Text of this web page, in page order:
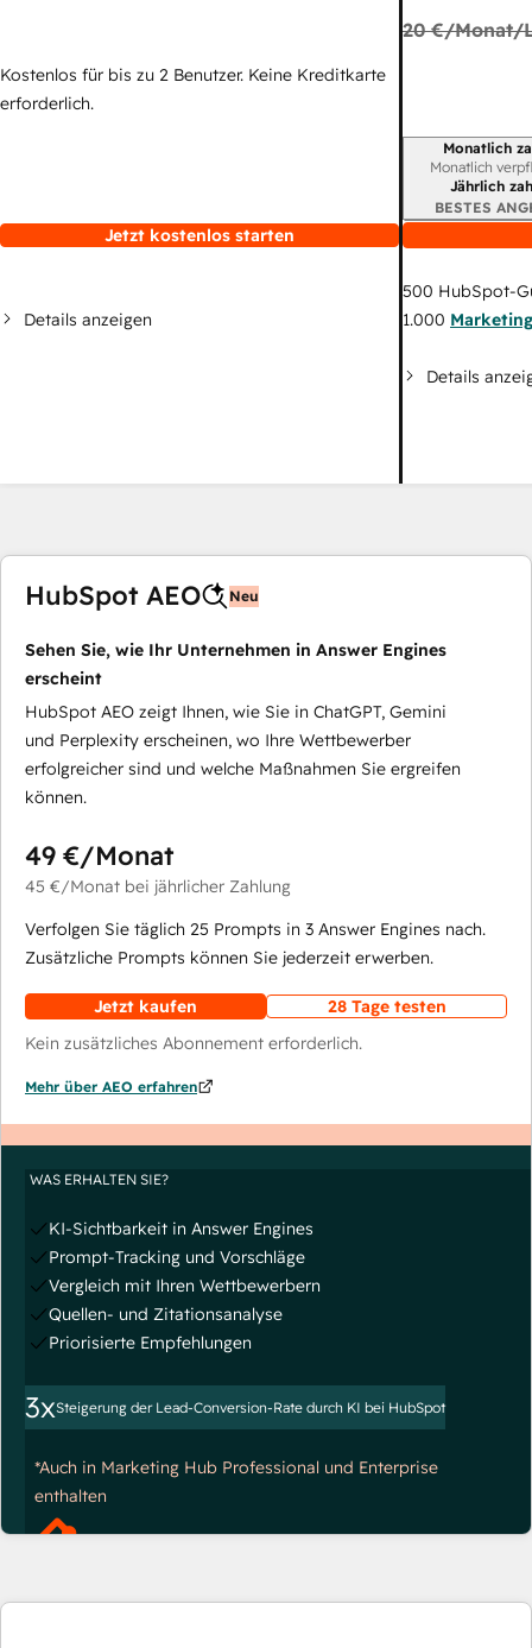
Kostenlos für bis zu 2 Benutzer. Keine Kreditkarte
erforderlich.
Jetzt kostenlos starten
Details anzeigen
20 €/Monat/
Monatlich
Monatlich
Jährlich
BESTES
500 HubSpot-
1.000
Details
HubSpot AEO Neu
Sehen Sie, wie Ihr Unternehmen in Answer Engines
erscheint
HubSpot AEO zeigt Ihnen, wie Sie in ChatGPT, Gemini
und Perplexity erscheinen, wo Ihre Wettbewerber
erfolgreicher sind und welche Maßnahmen Sie ergreifen
können.
49 €/Monat
45 €/Monat bei jährlicher Zahlung
Verfolgen Sie täglich 25 Prompts in 3 Answer Engines nach.
Zusätzliche Prompts können Sie jederzeit erwerben.
Jetzt kaufen
28 Tage testen
Kein zusätzliches Abonnement erforderlich.
Mehr über AEO erfahren
WAS ERHALTEN SIE?
KI-Sichtbarkeit in Answer Engines
Prompt-Tracking und Vorschläge
Vergleich mit Ihren Wettbewerbern
Quellen- und Zitationsanalyse
Priorisierte Empfehlungen
3xSteigerung der Lead-Conversion-Rate durch KI bei HubSpot
*Auch in Marketing Hub Professional und Enterprise
enthalten